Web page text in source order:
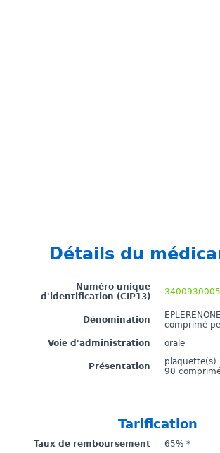
Détails du
Numéro unique
d'identification (CIP13)
Dénomination
comprimé
Voie d'administration
orale
Présentation
plaquette(s)
90
Tarification
Taux de remboursement
65% *